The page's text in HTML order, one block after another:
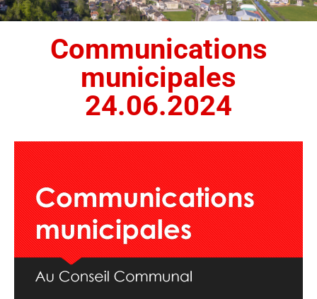
Communications
municipales
24.06.2024